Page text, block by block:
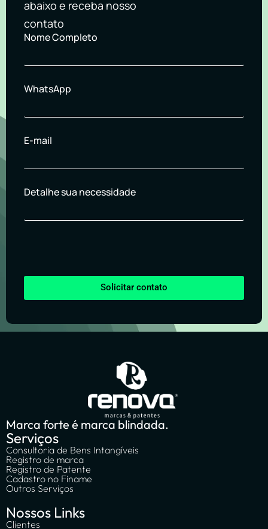
abaixo e receba nosso
contato
Nome Completo
WhatsApp
E-mail
Detalhe sua necessidade
Solicitar contato
Marca forte é marca blindada.
Serviços
Consultoria de Bens Intangíveis
Registro de marca
Registro de Patente
Cadastro no Finame
Outros Serviços
Nossos Links
Clientes